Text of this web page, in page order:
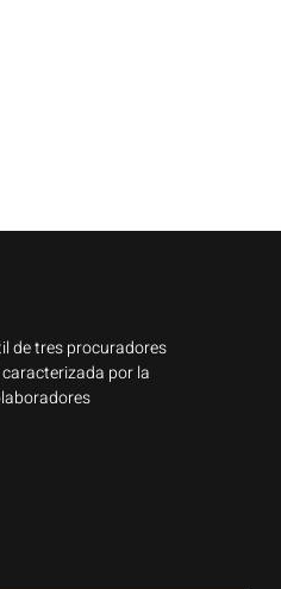
de tres procuradores
por la